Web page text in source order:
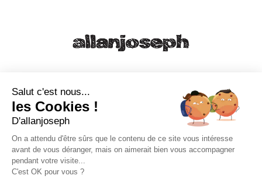
49, RUE FRANCIS DAVSO - 13001 MARSEILLE
eshop@allanjoseph.com
Salut c'est nous...
les Cookies !
D'allanjoseph
On a attendu d'être sûrs que le contenu de ce site vous intéresse
avant de vous déranger, mais on aimerait bien vous accompagner
pendant votre visite...
C'est OK pour vous ?